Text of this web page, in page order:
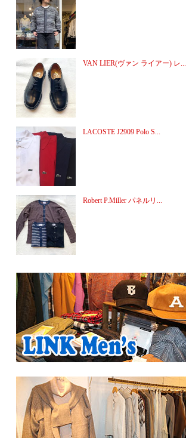
VAN LIER(ヴァン ライアー) レ...
LACOSTE J2909 Polo S...
Robert P.Miller パネルリ...